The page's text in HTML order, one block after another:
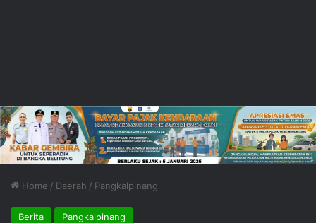
Home / Daerah / Pangkalpinang
Berita Pangkalpinang